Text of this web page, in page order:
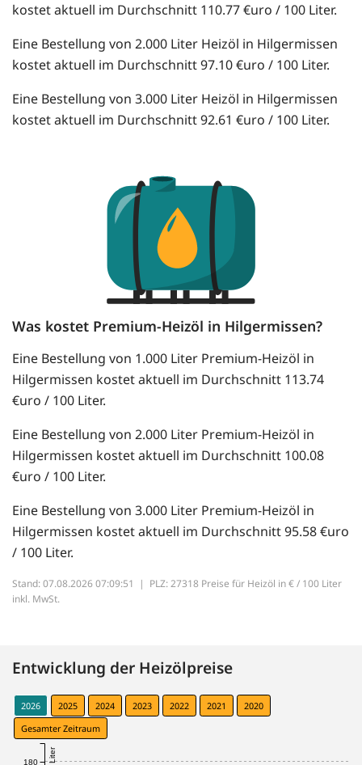
kostet aktuell im Durchschnitt 110.77 €uro / 100 Liter.
Eine Bestellung von 2.000 Liter Heizöl in Hilgermissen
kostet aktuell im Durchschnitt 97.10 €uro / 100 Liter.
Eine Bestellung von 3.000 Liter Heizöl in Hilgermissen
kostet aktuell im Durchschnitt 92.61 €uro / 100 Liter.
Was kostet Premium-Heizöl in Hilgermissen?
Eine Bestellung von 1.000 Liter Premium-Heizöl in
Hilgermissen kostet aktuell im Durchschnitt 113.74
€uro / 100 Liter.
Eine Bestellung von 2.000 Liter Premium-Heizöl in
Hilgermissen kostet aktuell im Durchschnitt 100.08
€uro / 100 Liter.
Eine Bestellung von 3.000 Liter Premium-Heizöl in
Hilgermissen kostet aktuell im Durchschnitt 95.58 €uro
/ 100 Liter.
Stand: 07.08.2026 07:09:51 | PLZ: 27318 Preise für Heizöl in € / 100 Liter
inkl. MwSt.
Entwicklung der Heizölpreise
2026 2025 2024 2023 2022 2021
2020
Gesamter Zeitraum
180